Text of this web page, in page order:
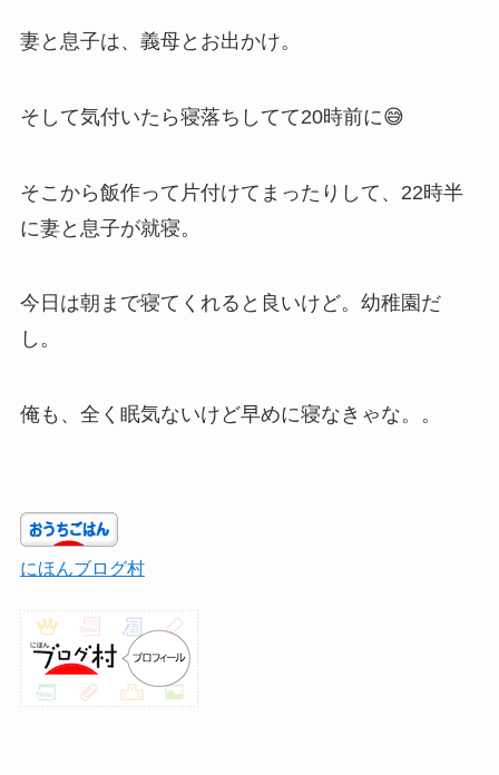
妻と息子は、義母とお出かけ。
そして気付いたら寝落ちしてて20時前に😅
そこから飯作って片付けてまったりして、22時半
に妻と息子が就寝。
今日は朝まで寝てくれると良いけど。幼稚園だ
し。
俺も、全く眠気ないけど早めに寝なきゃな。。
にほんブログ村